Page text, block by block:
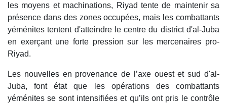
les moyens et machinations, Riyad tente de maintenir sa
présence dans des zones occupées, mais les combattants
yéménites tentent d'atteindre le centre du district d'al-Juba
en exerçant une forte pression sur les mercenaires pro-
Riyad.
Les nouvelles en provenance de l’axe ouest et sud d'al-
Juba, font état que les opérations des combattants
yéménites se sont intensifiées et qu’ils ont pris le contrôle